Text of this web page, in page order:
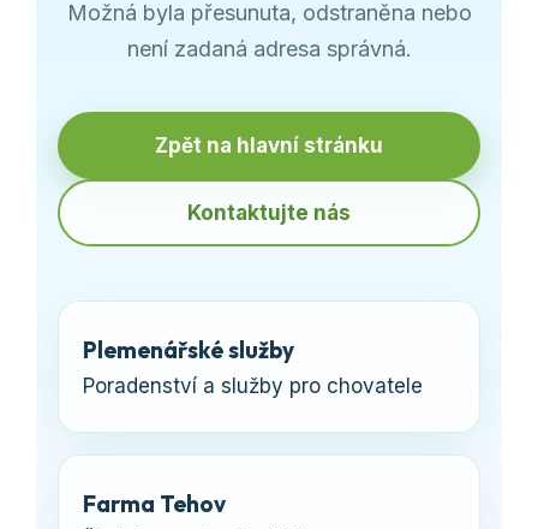
Možná byla přesunuta, odstraněna nebo
není zadaná adresa správná.
Zpět na hlavní stránku
Kontaktujte nás
Plemenářské služby
Poradenství a služby pro chovatele
Farma Tehov